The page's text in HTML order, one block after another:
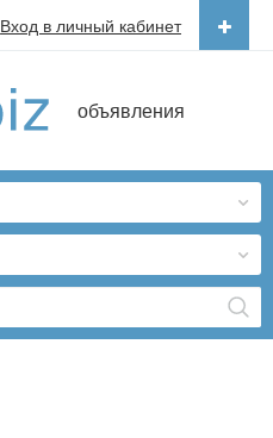
объявления
Вход в личный кабинет